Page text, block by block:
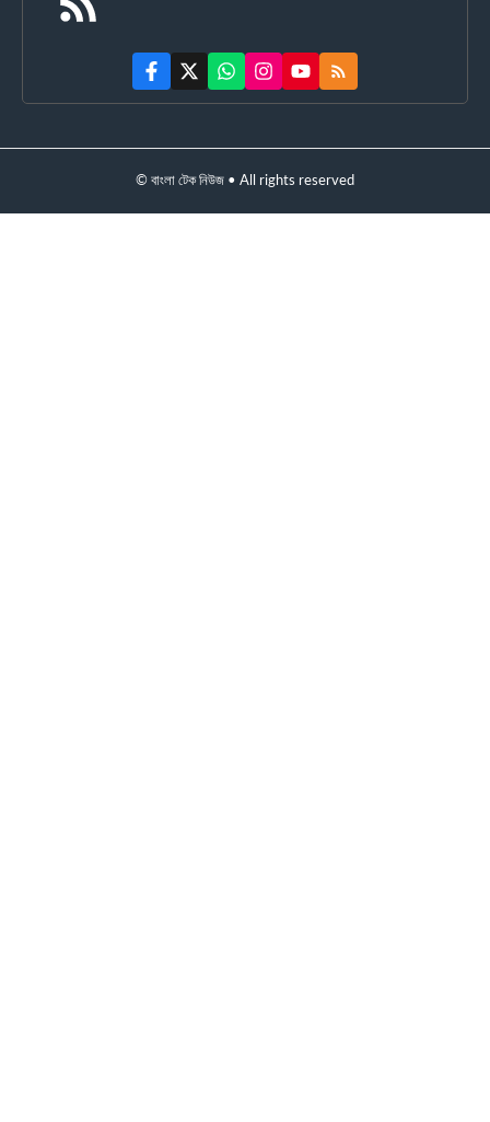
© বাংলা টেক নিউজ • All rights reserved